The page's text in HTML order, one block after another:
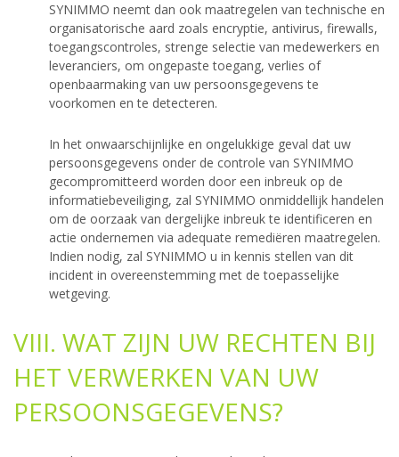
SYNIMMO neemt dan ook maatregelen van technische en
organisatorische aard zoals encryptie, antivirus, firewalls,
toegangscontroles, strenge selectie van medewerkers en
leveranciers, om ongepaste toegang, verlies of
openbaarmaking van uw persoonsgegevens te
voorkomen en te detecteren.
In het onwaarschijnlijke en ongelukkige geval dat uw
persoonsgegevens onder de controle van SYNIMMO
gecompromitteerd worden door een inbreuk op de
informatiebeveiliging, zal SYNIMMO onmiddellijk handelen
om de oorzaak van dergelijke inbreuk te identificeren en
actie ondernemen via adequate remediëren maatregelen.
Indien nodig, zal SYNIMMO u in kennis stellen van dit
incident in overeenstemming met de toepasselijke
wetgeving.
VIII. WAT ZIJN UW RECHTEN BIJ
HET VERWERKEN VAN UW
PERSOONSGEGEVENS?